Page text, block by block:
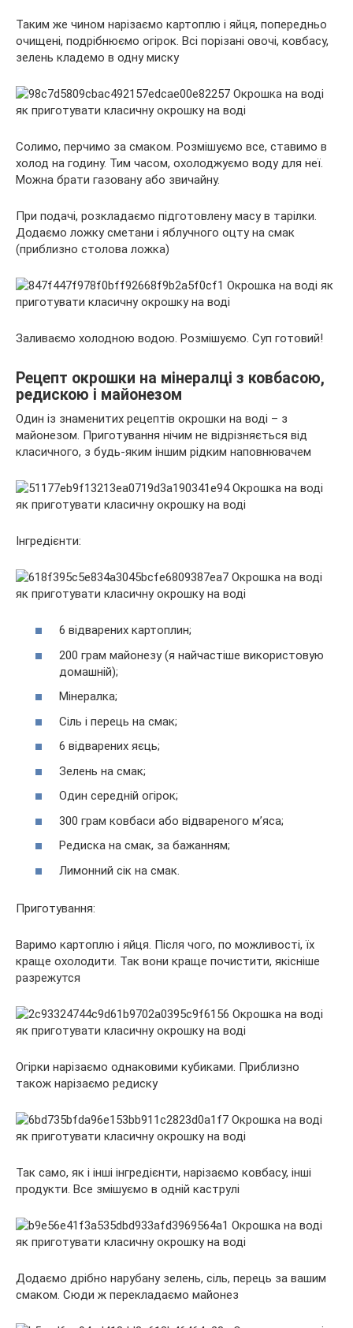
Таким же чином нарізаємо картоплю і яйця, попередньо
очищені, подрібнюємо огірок. Всі порізані овочі, ковбасу,
зелень кладемо в одну миску
Солимо, перчимо за смаком. Розмішуємо все, ставимо в
холод на годину. Тим часом, охолоджуємо воду для неї.
Можна брати газовану або звичайну.
При подачі, розкладаємо підготовлену масу в тарілки.
Додаємо ложку сметани і яблучного оцту на смак
(приблизно столова ложка)
Заливаємо холодною водою. Розмішуємо. Суп готовий!
Рецепт окрошки на мінералці з ковбасою,
редискою і майонезом
Один із знаменитих рецептів окрошки на воді – з
майонезом. Приготування нічим не відрізняється від
класичного, з будь-яким іншим рідким наповнювачем
Інгредієнти:
6 відварених картоплин;
200 грам майонезу (я найчастіше використовую
домашній);
Мінералка;
Сіль і перець на смак;
6 відварених яєць;
Зелень на смак;
Один середній огірок;
300 грам ковбаси або відвареного м’яса;
Редиска на смак, за бажанням;
Лимонний сік на смак.
Приготування:
Варимо картоплю і яйця. Після чого, по можливості, їх
краще охолодити. Так вони краще почистити, якісніше
разрежутся
Огірки нарізаємо однаковими кубиками. Приблизно
також нарізаємо редиску
Так само, як і інші інгредієнти, нарізаємо ковбасу, інші
продукти. Все змішуємо в одній каструлі
Додаємо дрібно нарубану зелень, сіль, перець за вашим
смаком. Сюди ж перекладаємо майонез